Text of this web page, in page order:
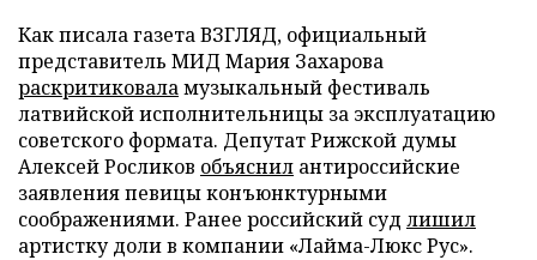
Как писала газета ВЗГЛЯД, официальный
представитель МИД Мария Захарова
раскритиковаламузыкальный фестиваль
латвийской исполнительницы за эксплуатацию
советского формата. Депутат Рижской думы
Алексей Росликов объяснил антироссийские
заявления певицы конъюнктурными
соображениями. Ранее российский суд лишил
артистку доли в компании «Лайма-Люкс Рус».